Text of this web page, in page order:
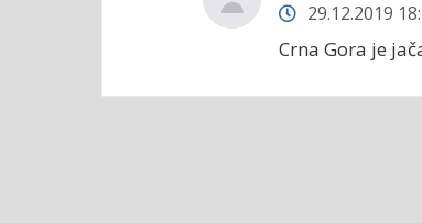
29.12.2019
Crna Gora je